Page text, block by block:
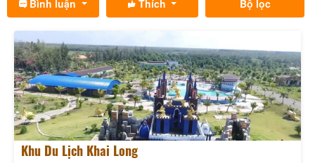
Bình luận Thích Bộ lọc
Khu Du Lịch Khai Long